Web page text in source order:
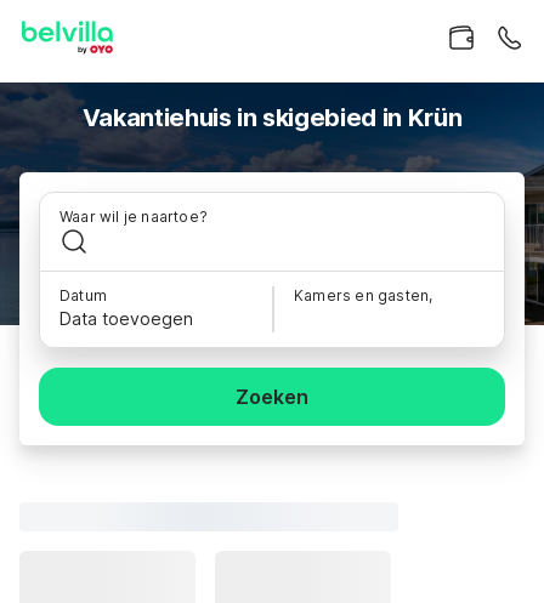
Vakantiehuis in skigebied in Krün
Waar wil je naartoe?
Datum
Data toevoegen
Kamers en gasten,
Zoeken